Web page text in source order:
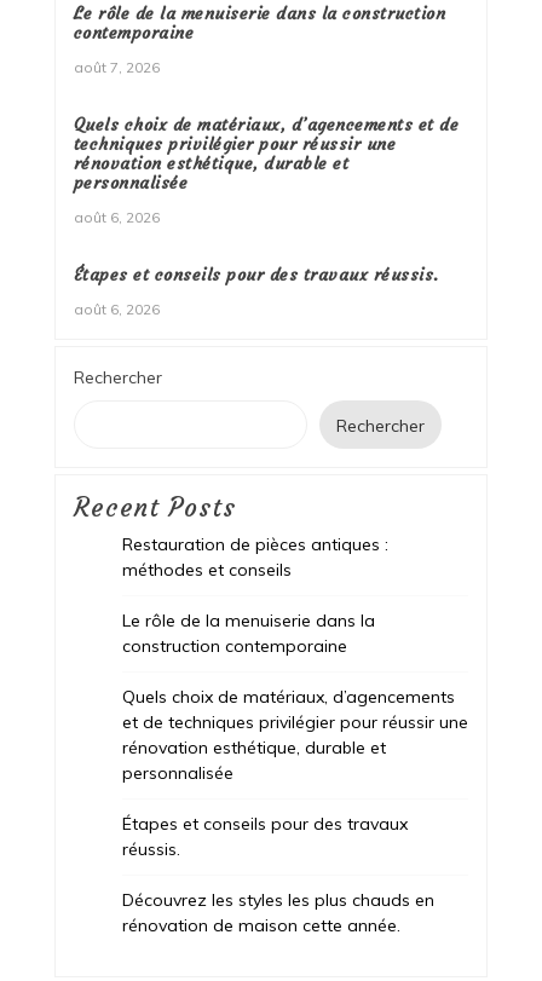
Le rôle de la menuiserie dans la construction
contemporaine
août 7, 2026
Quels choix de matériaux, d’agencements et de
techniques privilégier pour réussir une
rénovation esthétique, durable et
personnalisée
août 6, 2026
Étapes et conseils pour des travaux réussis.
août 6, 2026
Rechercher
Rechercher
Recent Posts
Restauration de pièces antiques :
méthodes et conseils
Le rôle de la menuiserie dans la
construction contemporaine
Quels choix de matériaux, d’agencements
et de techniques privilégier pour réussir une
rénovation esthétique, durable et
personnalisée
Étapes et conseils pour des travaux
réussis.
Découvrez les styles les plus chauds en
rénovation de maison cette année.